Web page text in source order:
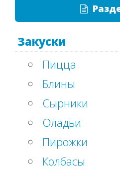
Закуски
Пицца
Блины
Сырники
Оладьи
Пирожки
Колбасы